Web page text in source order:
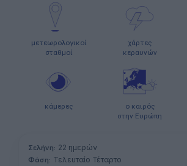
μετεωρολογικοί
σταθμοί
χάρτες
κεραυνών
κάμερες
ο καιρός
στην Ευρώπη
Σελήνη: 22 ημερών
Φάση: Τελευταίο Τέταρτο